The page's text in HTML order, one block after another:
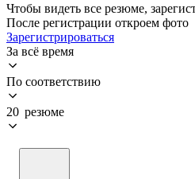
Чтобы видеть все резюме,
После регистрации откроем фото
Зарегистрироваться
За всё время
По соответствию
20 резюме